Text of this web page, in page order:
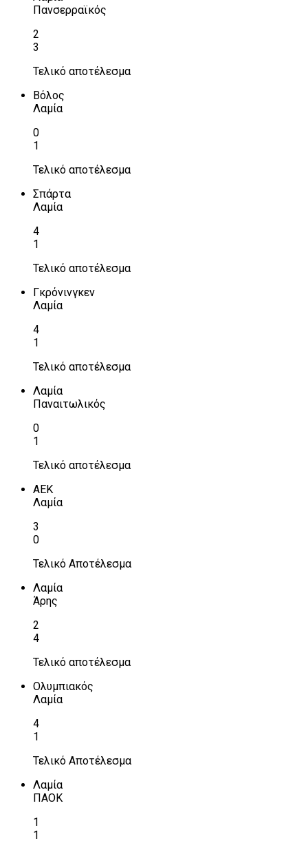
Πανσερραϊκός
2
3
Τελικό αποτέλεσμα
Βόλος
Λαμία
0
1
Τελικό αποτέλεσμα
Σπάρτα
Λαμία
4
1
Τελικό αποτέλεσμα
Γκρόνινγκεν
Λαμία
4
1
Τελικό αποτέλεσμα
Λαμία
Παναιτωλικός
0
1
Τελικό αποτέλεσμα
ΑΕΚ
Λαμία
3
0
Τελικό Αποτέλεσμα
Λαμία
Άρης
2
4
Τελικό αποτέλεσμα
Ολυμπιακός
Λαμία
4
1
Τελικό Αποτέλεσμα
Λαμία
ΠΑΟΚ
1
1